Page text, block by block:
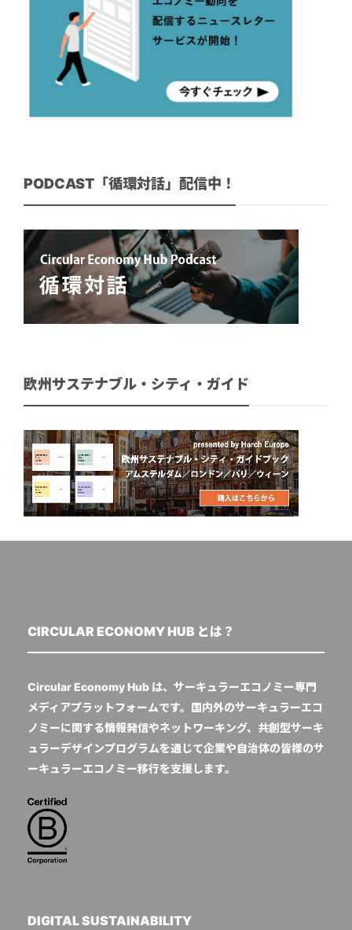
PODCAST「循環対話」配信中！
欧州サステナブル・シティ・ガイド
CIRCULAR ECONOMY HUB とは？
Circular Economy Hub は、サーキュラーエコノミー専門
メディアプラットフォームです。国内外のサーキュラーエコ
ノミーに関する情報発信やネットワーキング、共創型サーキ
ュラーデザインプログラムを通じて企業や自治体の皆様のサ
ーキュラーエコノミー移行を支援します。
DIGITAL SUSTAINABILITY